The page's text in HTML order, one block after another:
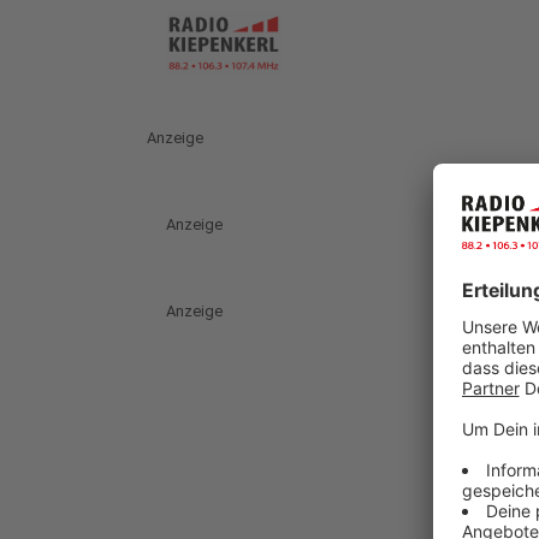
Anzeige
Anzeige
Anzeige